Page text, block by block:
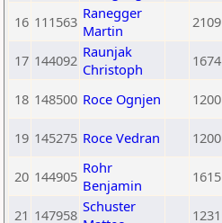
16 111563 Ranegger
Martin
2109
17 144092 Raunjak
Christoph
1674
18 148500 Roce Ognjen 1200
19 145275 Roce Vedran 1200
20 144905 Rohr
Benjamin
1615
21 147958 Schuster
1231